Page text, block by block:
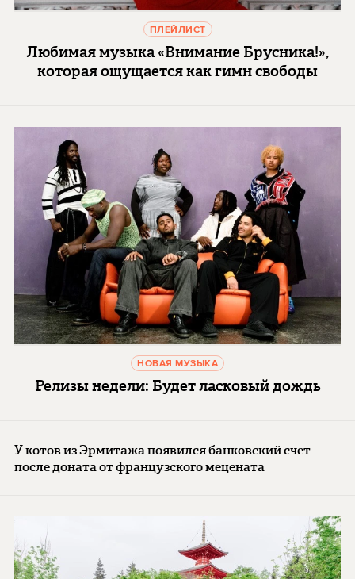
ПЛЕЙЛИСТ
Любимая музыка «Внимание Брусника!»,
которая ощущается как гимн свободы
НОВАЯ МУЗЫКА
Релизы недели: Будет ласковый дождь
У котов из Эрмитажа появился банковский счет
после доната от французского мецената